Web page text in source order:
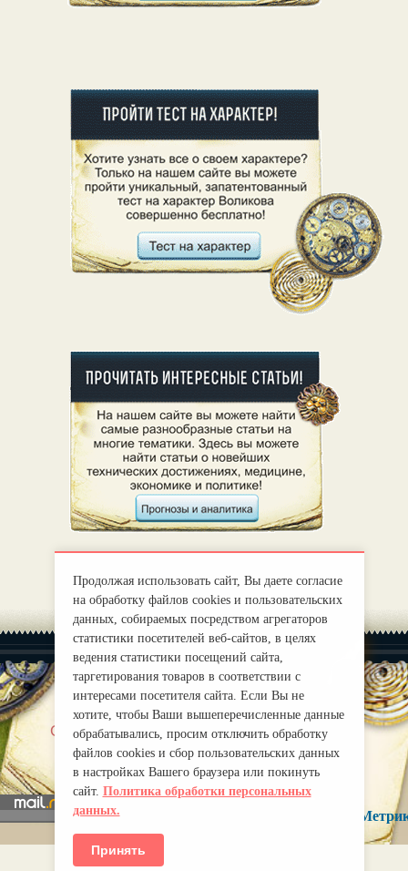
О нас
Правила
mirprognoz@mail.ru
Продолжая использовать сайт, Вы даете согласие
на обработку файлов cookies и пользовательских
данных, собираемых посредством агрегаторов
статистики посетителей веб-сайтов, в целях
ведения статистики посещений сайта,
таргетирования товаров в соответствии с
интересами посетителя сайта. Если Вы не
хотите, чтобы Ваши вышеперечисленные данные
обрабатывались, просим отключить обработку
файлов cookies и сбор пользовательских данных
в настройках Вашего браузера или покинуть
сайт. Политика обработки персональных
данных.
Принять